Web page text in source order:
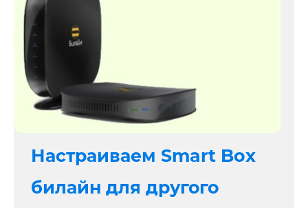
Настраиваем Smart Box
билайн для другого